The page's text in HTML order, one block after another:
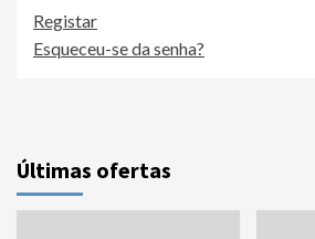
Registar
Esqueceu-se da senha?
Últimas ofertas